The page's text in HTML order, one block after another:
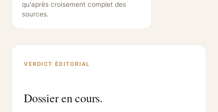
qu'après croisement complet des
sources.
VERDICT ÉDITORIAL
Dossier en cours.